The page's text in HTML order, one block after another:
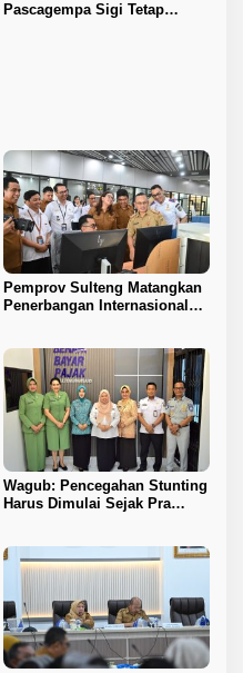
Pascagempa Sigi Tetap
Pemprov Sulteng Matangkan
Penerbangan Internasional
Wagub: Pencegahan Stunting
Harus Dimulai Sejak Pra